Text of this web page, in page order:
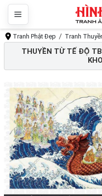
Tranh Phật Đẹp Tranh
THUYỀN TỪ TẾ ĐỘ